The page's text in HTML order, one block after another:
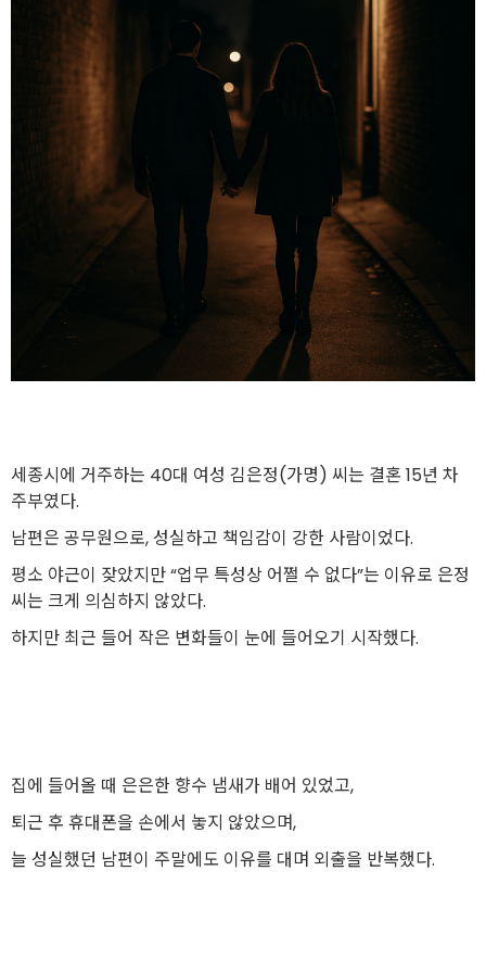
세종시에 거주하는 40대 여성 김은정(가명) 씨는 결혼 15년 차
주부였다.
남편은 공무원으로, 성실하고 책임감이 강한 사람이었다.
평소 야근이 잦았지만 “업무 특성상 어쩔 수 없다”는 이유로 은정
씨는 크게 의심하지 않았다.
하지만 최근 들어 작은 변화들이 눈에 들어오기 시작했다.
집에 들어올 때 은은한 향수 냄새가 배어 있었고,
퇴근 후 휴대폰을 손에서 놓지 않았으며,
늘 성실했던 남편이 주말에도 이유를 대며 외출을 반복했다.